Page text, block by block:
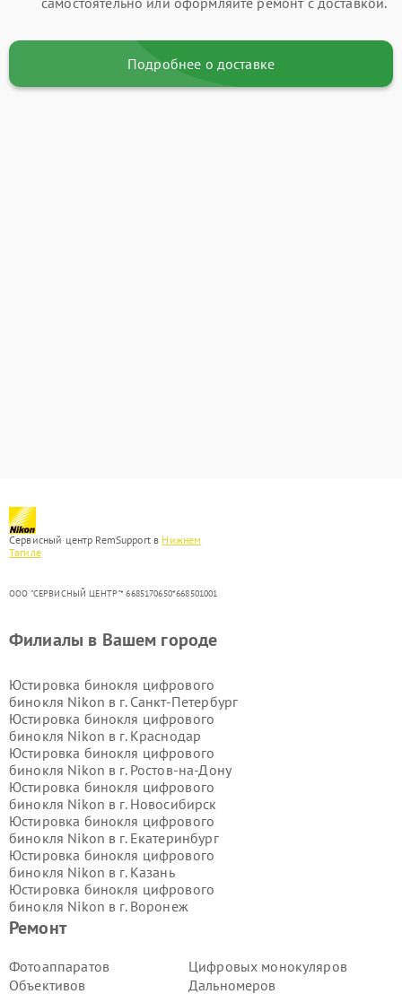
Подробнее о доставке
Сервисный центр RemSupport в Нижнем
Тагиле
ООО "СЕРВИСНЫЙ ЦЕНТР"* 6685170650*668501001
Ремонт
Фотоаппаратов
Объективов
Цифровых монокуляров
Дальномеров
Филиалы в Вашем городе
Юстировка бинокля цифрового
бинокля Nikon в г. Санкт-Петербург
Юстировка бинокля цифрового
бинокля Nikon в г. Краснодар
Юстировка бинокля цифрового
бинокля Nikon в г. Ростов-на-Дону
Юстировка бинокля цифрового
бинокля Nikon в г. Новосибирск
Юстировка бинокля цифрового
бинокля Nikon в г. Екатеринбург
Юстировка бинокля цифрового
бинокля Nikon в г. Казань
Юстировка бинокля цифрового
бинокля Nikon в г. Воронеж
Юстировка бинокля цифрового
Юстировка бинокля цифрового
бинокля Nikon в г.